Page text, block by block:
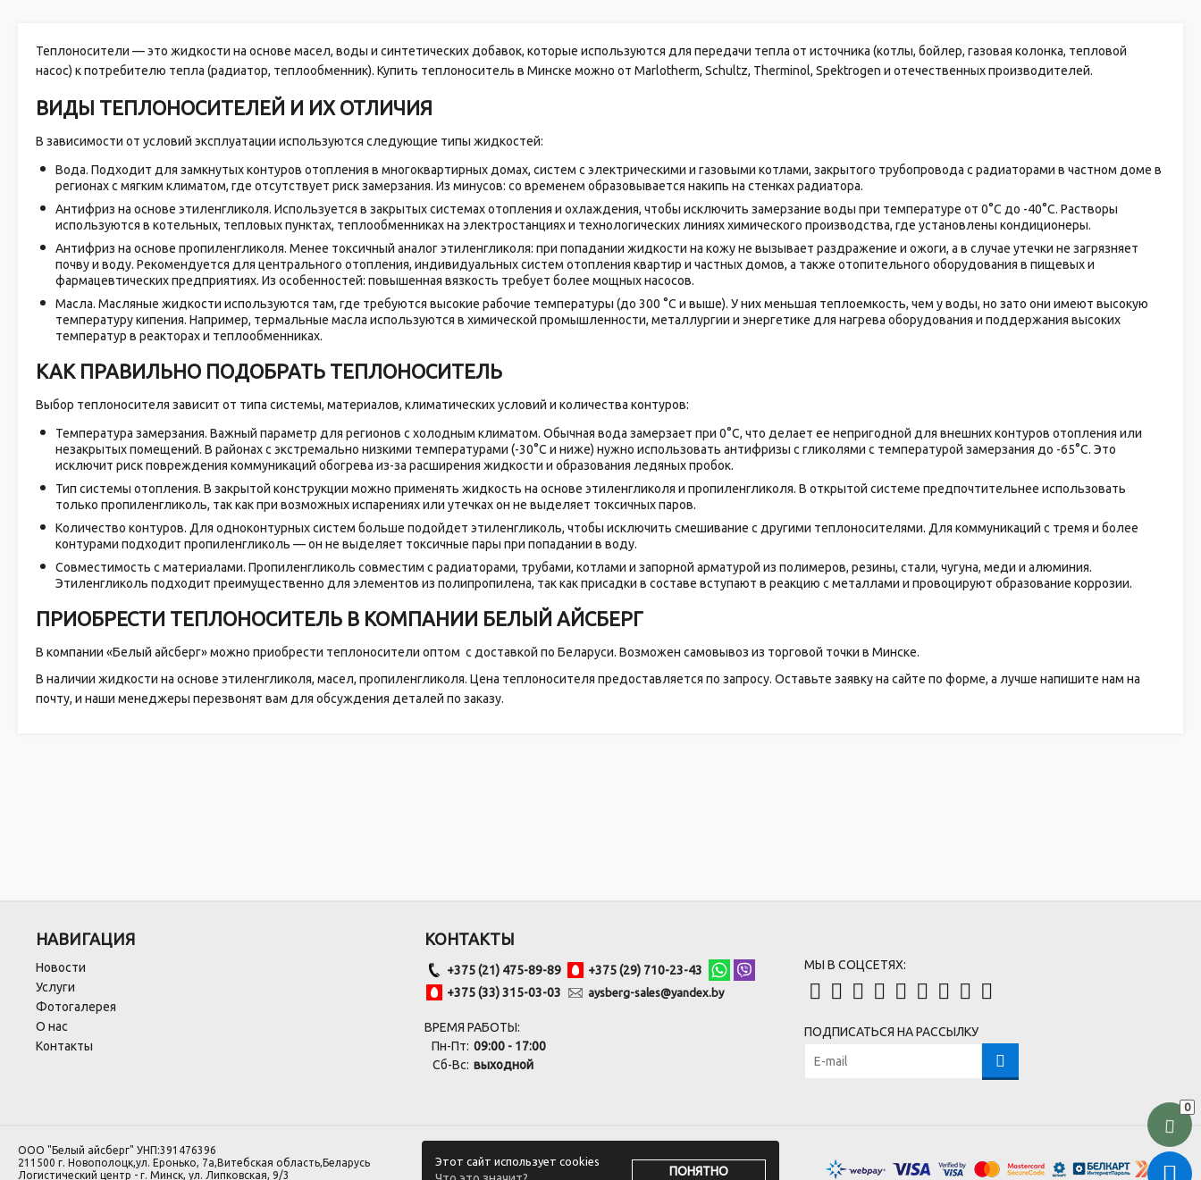
Теплоносители — это жидкости на основе масел, воды и синтетических добавок, которые используются для передачи тепла от источника (котлы, бойлер, газовая колонка, тепловой
насос) к потребителю тепла (радиатор, теплообменник). Купить теплоноситель в Минске можно от Marlotherm, Schultz, Therminol, Spektrogen и отечественных производителей.
ВИДЫ ТЕПЛОНОСИТЕЛЕЙ И ИХ ОТЛИЧИЯ
В зависимости от условий эксплуатации используются следующие типы жидкостей:
Вода. Подходит для замкнутых контуров отопления в многоквартирных домах, систем с электрическими и газовыми котлами, закрытого трубопровода с радиаторами в частном доме в
регионах с мягким климатом, где отсутствует риск замерзания. Из минусов: со временем образовывается накипь на стенках радиатора.
Антифриз на основе этиленгликоля. Используется в закрытых системах отопления и охлаждения, чтобы исключить замерзание воды при температуре от 0°С до -40°C. Растворы
используются в котельных, тепловых пунктах, теплообменниках на электростанциях и технологических линиях химического производства, где установлены кондиционеры.
Антифриз на основе пропиленгликоля. Менее токсичный аналог этиленгликоля: при попадании жидкости на кожу не вызывает раздражение и ожоги, а в случае утечки не загрязняет
почву и воду. Рекомендуется для центрального отопления, индивидуальных систем отопления квартир и частных домов, а также отопительного оборудования в пищевых и
фармацевтических предприятиях. Из особенностей: повышенная вязкость требует более мощных насосов.
Масла. Масляные жидкости используются там, где требуются высокие рабочие температуры (до 300 °C и выше). У них меньшая теплоемкость, чем у воды, но зато они имеют высокую
температуру кипения. Например, термальные масла используются в химической промышленности, металлургии и энергетике для нагрева оборудования и поддержания высоких
температур в реакторах и теплообменниках.
КАК ПРАВИЛЬНО ПОДОБРАТЬ ТЕПЛОНОСИТЕЛЬ
Выбор теплоносителя зависит от типа системы, материалов, климатических условий и количества контуров:
Температура замерзания. Важный параметр для регионов с холодным климатом. Обычная вода замерзает при 0°C, что делает ее непригодной для внешних контуров отопления или
незакрытых помещений. В районах с экстремально низкими температурами (-30°C и ниже) нужно использовать антифризы с гликолями с температурой замерзания до -65°C. Это
исключит риск повреждения коммуникаций обогрева из-за расширения жидкости и образования ледяных пробок.
Тип системы отопления. В закрытой конструкции можно применять жидкость на основе этиленгликоля и пропиленгликоля. В открытой системе предпочтительнее использовать
только пропиленгликоль, так как при возможных испарениях или утечках он не выделяет токсичных паров.
Количество контуров. Для одноконтурных систем больше подойдет этиленгликоль, чтобы исключить смешивание с другими теплоносителями. Для коммуникаций с тремя и более
контурами подходит пропиленгликоль — он не выделяет токсичные пары при попадании в воду.
Совместимость с материалами. Пропиленгликоль совместим с радиаторами, трубами, котлами и запорной арматурой из полимеров, резины, стали, чугуна, меди и алюминия.
Этиленгликоль подходит преимущественно для элементов из полипропилена, так как присадки в составе вступают в реакцию с металлами и провоцируют образование коррозии.
ПРИОБРЕСТИ ТЕПЛОНОСИТЕЛЬ В КОМПАНИИ БЕЛЫЙ АЙСБЕРГ
В компании «Белый айсберг» можно приобрести теплоносители оптом с доставкой по Беларуси. Возможен самовывоз из торговой точки в Минске.
В наличии жидкости на основе этиленгликоля, масел, пропиленгликоля. Цена теплоносителя предоставляется по запросу. Оставьте заявку на сайте по форме, а лучше напишите нам на
почту, и наши менеджеры перезвонят вам для обсуждения деталей по заказу.
0
Этот сайт использует cookies
ПОНЯТНО
НАВИГАЦИЯ
Новости
Услуги
Фотогалерея
О нас
Контакты
КОНТАКТЫ
+375 (21) 475-89-89
+375 (29) 710-23-43
+375 (33) 315-03-03
aysberg-sales@yandex.by
ВРЕМЯ РАБОТЫ:
Пн-Пт: 09:00 - 17:00
Сб-Вс: выходной
МЫ В СОЦСЕТЯХ:
ПОДПИСАТЬСЯ НА РАССЫЛКУ
ООО "Белый айсберг" УНП:391476396
211500 г. Новополоцк,ул. Еронько, 7а,Витебская область,Беларусь
Логистический центр - г. Минск, ул. Липковская, 9/3